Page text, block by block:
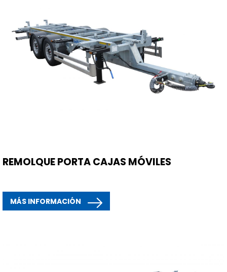
REMOLQUE PORTA CAJAS MÓVILES
MÁS INFORMACIÓN